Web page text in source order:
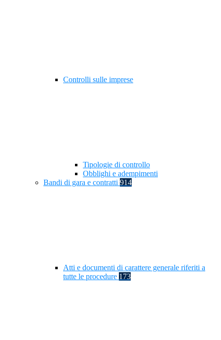
Controlli sulle imprese
Tipologie di controllo
Obblighi e adempimenti
Bandi di gara e contratti 914
Atti e documenti di carattere generale riferiti a
tutte le procedure 173